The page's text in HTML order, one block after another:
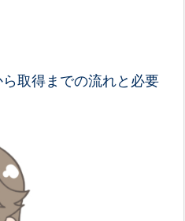
取得までの流れと必要